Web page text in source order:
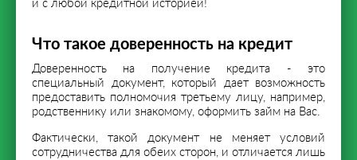
и с любой кредитной историей!
Что такое доверенность на кредит
Доверенность на получение кредита - это
специальный документ, который дает возможность
предоставить полномочия третьему лицу, например,
родственнику или знакомому, оформить займ на Вас.
Фактически, такой документ не меняет условий
сотрудничества для обеих сторон, и отличается лишь